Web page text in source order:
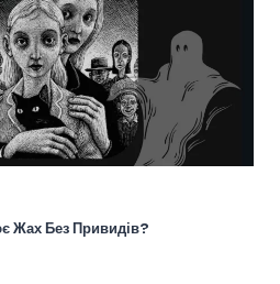
Жах Без Привидів?